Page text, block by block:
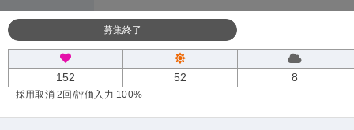
募集終了
152 52 8
採用取消 2回 /評価入力 100%